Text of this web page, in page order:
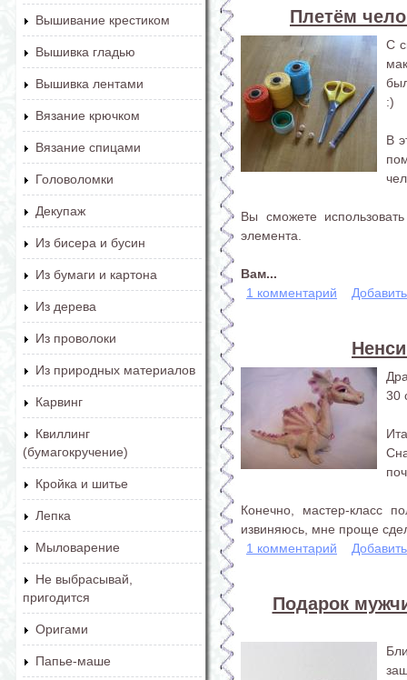
Вышивание крестиком
Вышивка гладью
Вышивка лентами
Вязание крючком
Вязание спицами
Головоломки
Декупаж
Из бисера и бусин
Из бумаги и картона
Из дерева
Из проволоки
Из природных материалов
Карвинг
Квиллинг
(бумагокручение)
Кройка и шитье
Лепка
Мыловарение
Не выбрасывай,
пригодится
Оригами
Папье-маше
Плетём
С
:)
В
Вы сможете
элемента.
Вам...
1 комментарий
30
Конечно, мастер-класс
извиняюсь, мне проще
1 комментарий
Подарок